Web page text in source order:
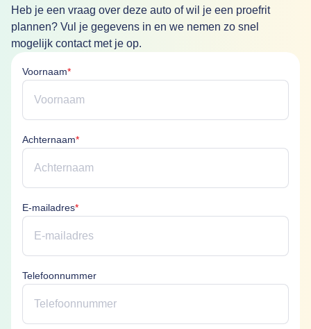
Heb je een vraag over deze auto of wil je een proefrit
plannen? Vul je gegevens in en we nemen zo snel
mogelijk contact met je op.
Voornaam*Voornaam is verplicht
Achternaam*Achternaam is verplicht
E-mailadres*E-mailadres is verplicht
Telefoonnummer